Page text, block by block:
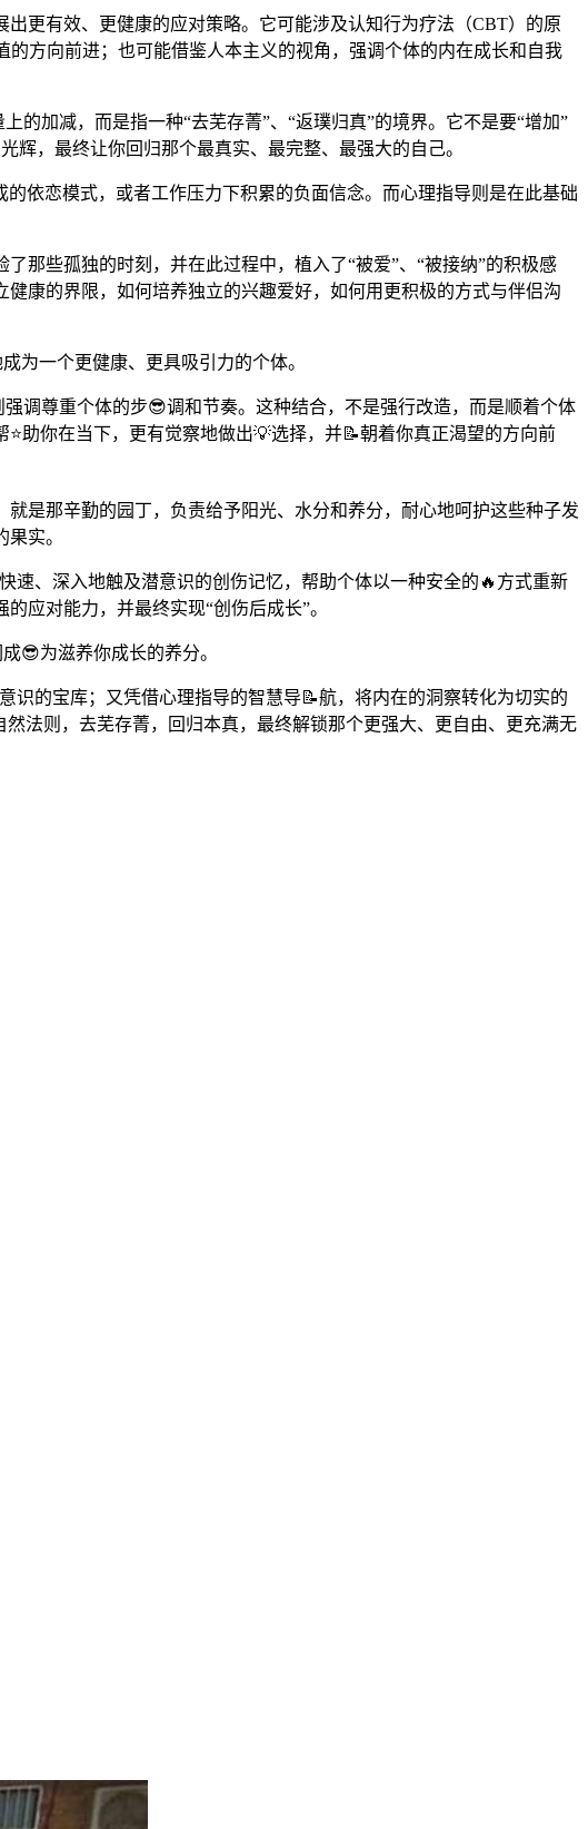
更有效、更健康的应对策略。它可能涉及认知行为疗法（CBT）的原
方向前进；也可能借鉴人本主义的视角，强调个体的内在成长和自我
的加减，而是指一种“去芜存菁”、“返璞归真”的境界。它不是要“增加”
辉，最终让你回归那个最真实、最完整、最强大的自己。
依恋模式，或者工作压力下积累的负面信念。而心理指导则是在此基础
那些孤独的时刻，并在此过程中，植入了“被爱”、“被接纳”的积极感
康的界限，如何培养独立的兴趣爱好，如何用更积极的方式与伴侣沟
为一个更健康、更具吸引力的个体。
调尊重个体的步😎调和节奏。这种结合，不是强行改造，而是顺着个体
助你在当下，更有觉察地做出💡选择，并📝朝着你真正渴望的方向前
是那辛勤的园丁，负责给予阳光、水分和养分，耐心地呵护这些种子发
实。
速、深入地触及潜意识的创伤记忆，帮助个体以一种安全的🔥方式重新
应对能力，并最终实现“创伤后成长”。
😎为滋养你成长的养分。
识的宝库；又凭借心理指导的智慧导📝航，将内在的洞察转化为切实的
法则，去芜存菁，回归本真，最终解锁那个更强大、更自由、更充满无